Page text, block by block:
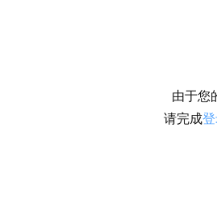
由于您
请完成